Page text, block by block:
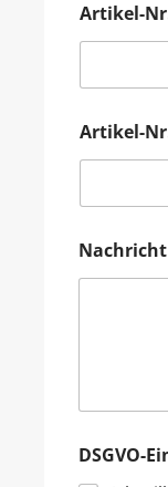
Artikel-
Artikel-
Nachricht
DSGVO-